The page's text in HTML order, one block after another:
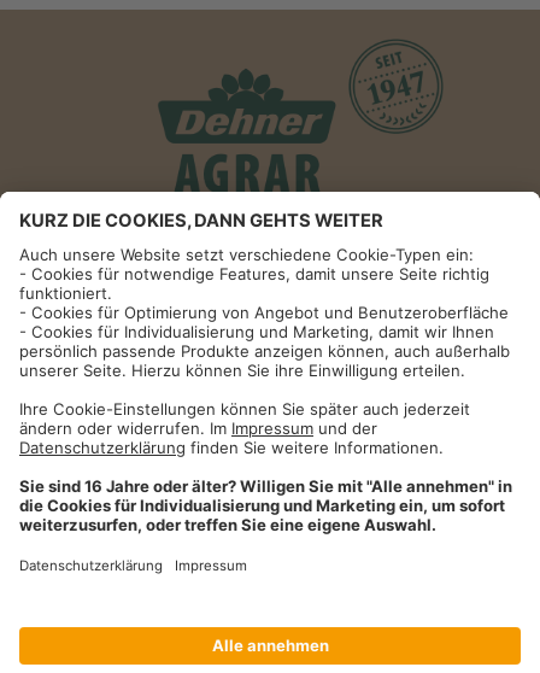
Informationen
Impressum
Datenschutzhinweise
AGB und Widerrufsbelehrung
Dehner Unternehmen
Cookie-Einstellungen
Dehner Agrar GmbH & Co. KG
09090 / 77 72 72